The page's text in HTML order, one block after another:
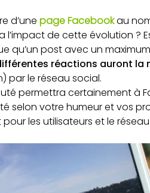
d’unepage Facebookau
l’impact de cette évolution
qu’un post avec un
réactions auront la
par le réseau social.
permettra certainement à
selon votre humeur et vos
les utilisateurs et le